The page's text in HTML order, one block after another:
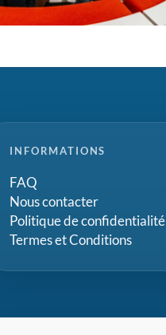
INFORMATIONS
FAQ
Nous contacter
Politique de confidentialité
Termes et Conditions